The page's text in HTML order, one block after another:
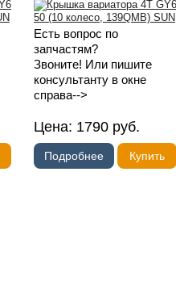
Есть вопрос по
запчастям?
Звоните! Или пишите
консультанту в окне
справа-->
Цена: 1790 руб.
Подробнее Купить